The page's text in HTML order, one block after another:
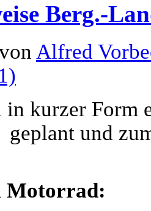
Berg.-
Alfred
kurzer Form
und
Motorrad: